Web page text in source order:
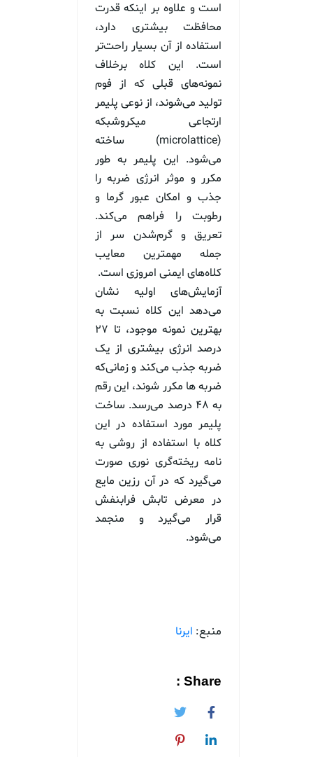
است و علاوه بر اینکه قدرت
محافظت بیشتری دارد،
استفاده از آن بسیار راحت‌تر
است. این کلاه برخلاف
نمونه‌های قبلی که از فوم
تولید می‌شوند، از نوعی پلیمر
ارتجاعی میکروشبکه
(microlattice) ساخته
می‌شود. این پلیمر به طور
مکرر و موثر انرژی ضربه را
جذب و امکان عبور گرما و
رطوبت را فراهم می‌کند.
تعریق و گرم‌شدن سر از
جمله مهمترین معایب
کلاه‌های ایمنی امروزی است.
آزمایش‌های اولیه نشان
می‌دهد این کلاه نسبت به
بهترین نمونه موجود، تا ۲۷
درصد انرژی بیشتری از یک
ضربه جذب می‌کند و زمانی‌که
ضربه ها مکرر شوند، این رقم
به ۴۸ درصد می‌رسد. ساخت
پلیمر مورد استفاده در این
کلاه با استفاده از روشی به
نامه ریخته‌گری نوری صورت
می‌گیرد که در آن رزین مایع
در معرض تابش فرابنفش
قرار می‌گیرد و منجمد
می‌شود.
منبع: ایرنا
Share :